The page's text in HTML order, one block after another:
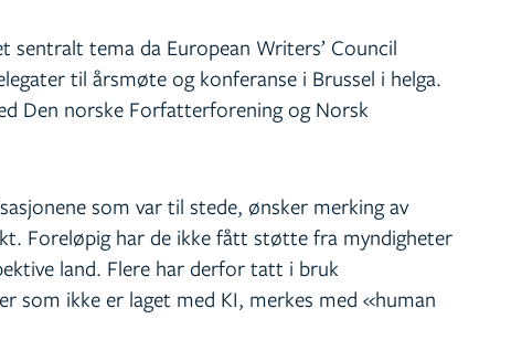
sentralt tema da European Writers’ Council
til årsmøte og konferanse i Brussel i helga.
Den norske Forfatterforening og Norsk
som var til stede, ønsker merking av
Foreløpig har de ikke fått støtte fra myndigheter
land. Flere har derfor tatt i bruk
som ikke er laget med KI, merkes med «human